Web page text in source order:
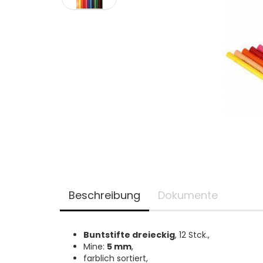
Beschreibung Dokumente
Buntstifte dreieckig, 12 Stck.,
Mine: 5 mm,
farblich sortiert,